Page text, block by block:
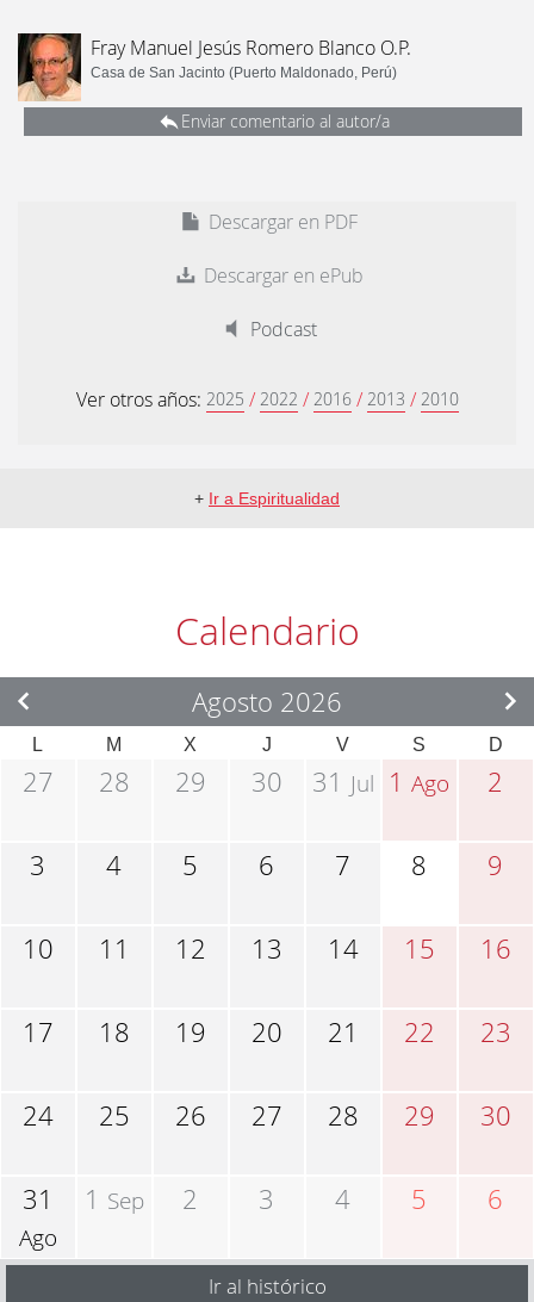
Fray Manuel Jesús Romero Blanco O.P.
Casa de San Jacinto (Puerto Maldonado, Perú)
Enviar comentario al autor/a
Descargar en PDF
Descargar en ePub
Podcast
Ver otros años: 2025 / 2022 / 2016 / 2013 / 2010
+ Ir a Espiritualidad
Calendario
Agosto 2026
L M X J V S D
27 28 29 30 31 Jul 1Ago 2
3 4 5 6 7 8 9
10 11 12 13 14 15 16
17 18 19 20 21 22 23
24 25 26 27 28 29 30
31
Ago
1 Sep 2 3 4 5 6
Ir al histórico